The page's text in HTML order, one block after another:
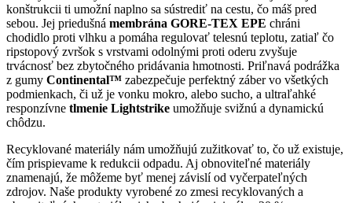
konštrukcii ti umožní naplno sa sústrediť na cestu, čo máš pred
sebou. Jej priedušná membrána GORE-TEX EPE chráni
chodidlo proti vlhku a pomáha regulovať telesnú teplotu, zatiaľ čo
ripstopový zvršok s vrstvami odolnými proti oderu zvyšuje
trvácnosť bez zbytočného pridávania hmotnosti. Priľnavá podrážka
z gumy Continental™ zabezpečuje perfektný záber vo všetkých
podmienkach, či už je vonku mokro, alebo sucho, a ultraľahké
responzívne tlmenie Lightstrike umožňuje svižnú a dynamickú
chôdzu.
Recyklované materiály nám umožňujú zužitkovať to, čo už existuje,
čím prispievame k redukcii odpadu. Aj obnoviteľné materiály
znamenajú, že môžeme byť menej závislí od vyčerpateľných
zdrojov. Naše produkty vyrobené zo zmesi recyklovaných a